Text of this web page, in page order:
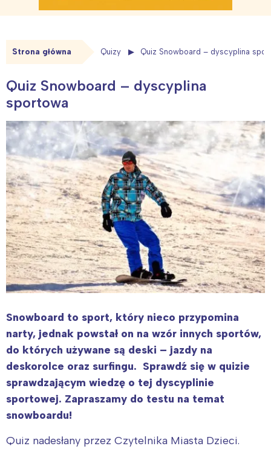
Strona główna Quizy Quiz Snowboard – dyscyplina
Quiz Snowboard – dyscyplina
sportowa
Snowboard to sport, który nieco przypomina
narty, jednak powstał on na wzór innych sportów,
do których używane są deski – jazdy na
deskorolce oraz surfingu. Sprawdź się w quizie
sprawdzającym wiedzę o tej dyscyplinie
sportowej. Zapraszamy do testu na temat
snowboardu!
Quiz nadesłany przez Czytelnika Miasta Dzieci.